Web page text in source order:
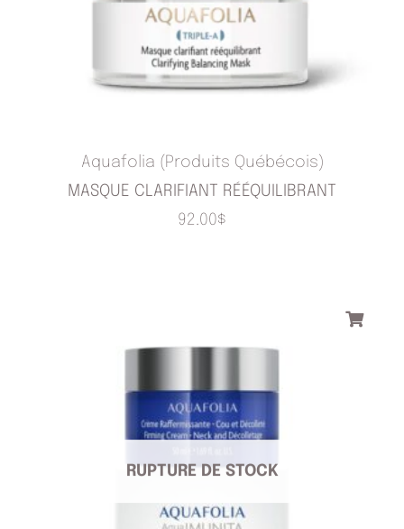
Aquafolia (Produits Québécois)
MASQUE CLARIFIANT RÉÉQUILIBRANT
92.00$
RUPTURE DE STOCK